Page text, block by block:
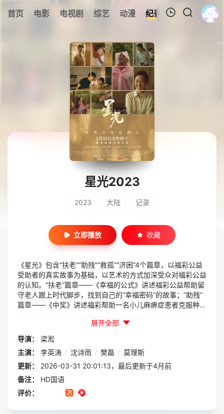
首页 电影 电视剧 综艺 动漫 纪录片 视频短片
暂无观看影片的记录
星光2023
2023 大陆 记录
立即播放 收藏
《星光》包含“扶老”“助残”“救孤”“济困”4个篇章，以福彩公益
受助者的真实故事为基础，以艺术的方式加深受众对福彩公益
的认知。“扶老”篇章——《幸福的公式》讲述福彩公益帮助留
守老人跟上时代脚步，找到自己的“幸福密码”的故事；“助残”
篇章——《中奖》讲述福彩帮助一名小儿麻痹症患者克服种种
进行传递、帮助创业失败的年轻人重整旗鼓的故事；“救孤”篇
章——《安心》讲述在福利院工作人员和同学的帮助下，一个
失去家人的小男孩走出阴霾，收获“另一个家”的故事；“济困”
篇章——《阳光背后》讲述福彩公益帮助贫困人士找回自信坚
定前行的故事。
展开全部
导演：
梁淞
主演：
李英涛 / 沈诗雨 / 樊磊 / 莫理斯
更新：
2026-03-31 20:01:13，最后更新于4月前
备注：
HD国语
评价：